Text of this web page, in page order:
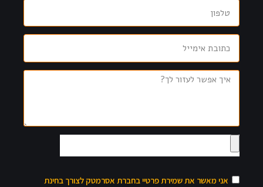
אני מאשר את שמירת פרטיי בחברת אסרמטק לצורך בחינת